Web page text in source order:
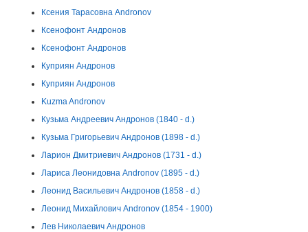
Ксения Тарасовна Andronov
Ксенофонт Андронов
Ксенофонт Андронов
Куприян Андронов
Куприян Андронов
Kuzma Andronov
Кузьма Андреевич Андронов (1840 - d.)
Кузьма Григорьевич Андронов (1898 - d.)
Ларион Дмитриевич Андронов (1731 - d.)
Лариса Леонидовна Andronov (1895 - d.)
Леонид Васильевич Андронов (1858 - d.)
Леонид Михайлович Andronov (1854 - 1900)
Лев Николаевич Андронов